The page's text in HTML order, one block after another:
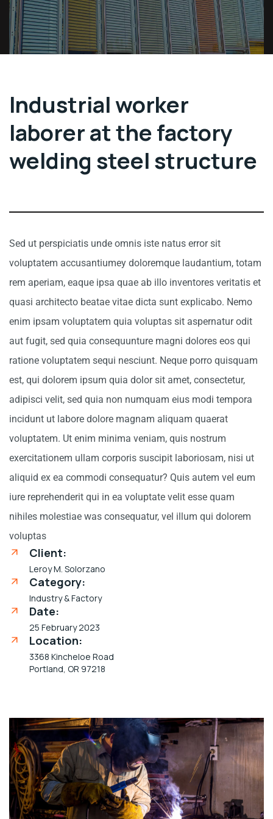
Industrial worker
laborer at the factory
welding steel structure
Sed ut perspiciatis unde omnis iste natus error sit
voluptatem accusantiumey doloremque laudantium, totam
rem aperiam, eaque ipsa quae ab illo inventores veritatis et
quasi architecto beatae vitae dicta sunt explicabo. Nemo
enim ipsam voluptatem quia voluptas sit aspernatur odit
aut fugit, sed quia consequunture magni dolores eos qui
ratione voluptatem sequi nesciunt. Neque porro quisquam
est, qui dolorem ipsum quia dolor sit amet, consectetur,
adipisci velit, sed quia non numquam eius modi tempora
incidunt ut labore dolore magnam aliquam quaerat
voluptatem. Ut enim minima veniam, quis nostrum
exercitationem ullam corporis suscipit laboriosam, nisi ut
aliquid ex ea commodi consequatur? Quis autem vel eum
iure reprehenderit qui in ea voluptate velit esse quam
nihiles molestiae was consequatur, vel illum qui dolorem
voluptas
Client:
Leroy M. Solorzano
Category:
Industry & Factory
Date:
25 February 2023
Location:
3368 Kincheloe Road
Portland, OR 97218